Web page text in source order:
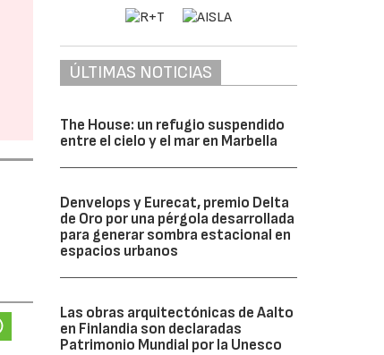
ÚLTIMAS NOTICIAS
The House: un refugio suspendido
entre el cielo y el mar en Marbella
Denvelops y Eurecat, premio Delta
de Oro por una pérgola desarrollada
para generar sombra estacional en
espacios urbanos
Las obras arquitectónicas de Aalto
en Finlandia son declaradas
Patrimonio Mundial por la Unesco